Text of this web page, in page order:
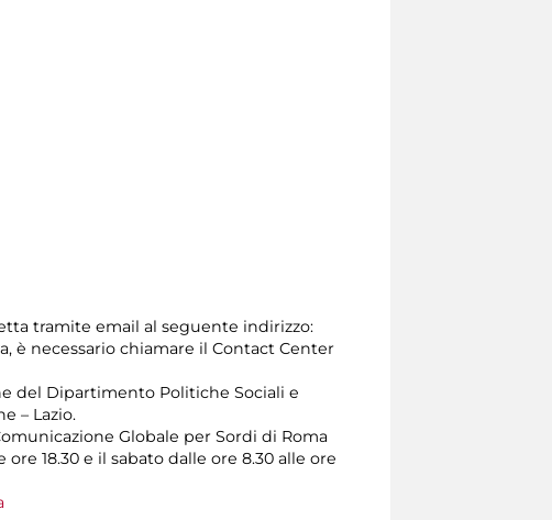
tramite email al seguente indirizzo:
è necessario chiamare il Contact Center
del Dipartimento Politiche Sociali e
– Lazio.
Globale per Sordi di Roma
18.30 e il sabato dalle ore 8.30 alle ore